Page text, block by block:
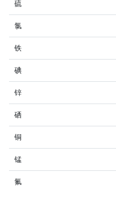
硫
氯
铁
碘
锌
硒
铜
锰
氟